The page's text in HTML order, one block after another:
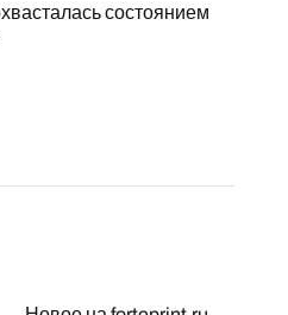
состоянием